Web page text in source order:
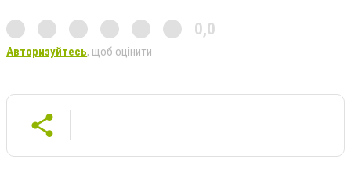
0,0
Авторизуйтесь, щоб оцінити